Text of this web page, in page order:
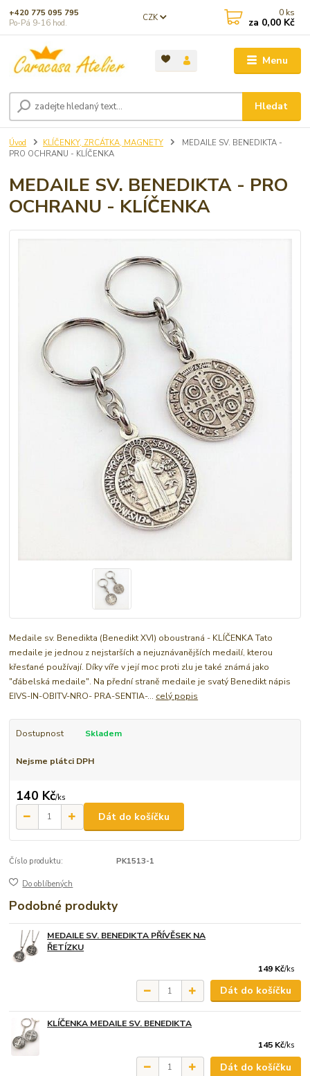
Menu
CZK
Hledat
+420 775 095 795
Po-Pá 9-16 hod.
0 ks
za 0,00 Kč
Úvod KLÍČENKY, ZRCÁTKA, MAGNETY
MEDAILE SV. BENEDIKTA -
PRO OCHRANU - KLÍČENKA
MEDAILE SV. BENEDIKTA - PRO
OCHRANU - KLÍČENKA
Medaile sv. Benedikta (Benedikt XVI) oboustraná - KLÍČENKA Tato
medaile je jednou z nejstarších a nejuznávanějších medailí, kterou
křesťané používají. Díky víře v její moc proti zlu je také známá jako
"ďábelská medaile". Na přední straně medaile je svatý Benedikt nápis
EIVS-IN-OBITV-NRO- PRA-SENTIA-... celý popis
Dostupnost Skladem
Nejsme plátci DPH
140 Kč/ks
Dát do košíčku
Číslo produktu: PK1513-1
Do oblíbených
Podobné produkty
MEDAILE SV. BENEDIKTA PŘÍVĚSEK NA
ŘETÍZKU
149 Kč/ks
Dát do košíčku
KLÍČENKA MEDAILE SV. BENEDIKTA
145 Kč/ks
Dát do košíčku